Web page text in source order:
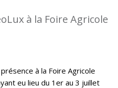
à la Foire Agricole
à la Foire Agricole
eu lieu du 1er au 3 juillet